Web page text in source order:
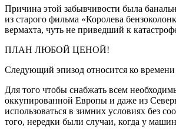
Причина этой забывчивости была
из старого фильма «Королева
вермахта, чуть не приведший к
ПЛАН ЛЮБОЙ ЦЕНОЙ!
Следующий эпизод относится ко
Для того чтобы снабжать всем
оккупированной Европы и даже из
использоваться в зимних условиях без
того, нередки были случаи, когда у